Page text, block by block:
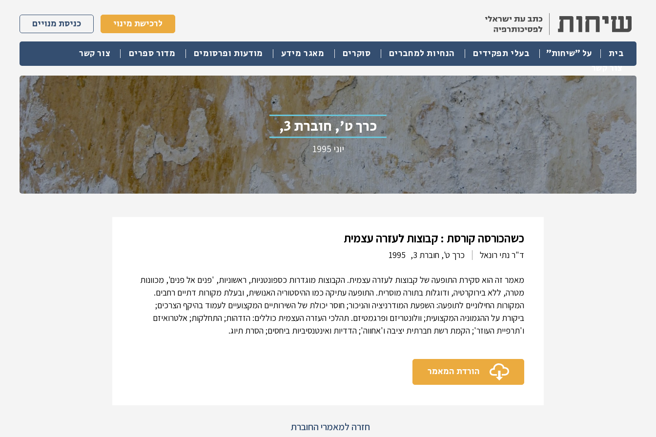
לרכישת מינוי כניסת מנויים
בית על "שיחות" בעלי תפקידים הנחיות למחברים סוקרים מאגר מידע מודעות ופרסומים מדור ספרים
צור קשר
צור קשר
כרך ט', חוברת 3,
יוני 1995
כשהכורסה קורסת : קבוצות לעזרה עצמית
ד"ר נתי רונאל כרך ט', חוברת 3, 1995
מאמר זה הוא סקירת התופעה של קבוצות לעזרה עצמית. הקבוצות מוגדרות כספונטניות, ראשוניות, 'פנים אל פנים', מכוונות
מטרה, ללא בירוקרטיה, ודוגלות בתורה מוסרית. התופעה עתיקה כמו ההיסטוריה האנושית, ובעלת מקורות דתיים רחבים.
המקורות החילוניים לתופעה: השפעת המודרניציה והניכור; חוסר יכולת של השירותיים המקצועיים לעמוד בהיקף הצרכים;
ביקורת על ההגמוניה המקצועית; וולונטריזם ופרגמטיזם. תהלכי העזרה העצמית כוללים: הזדהות; התחלקות; אלטרואיזם
ו'תרפיית העוזר'; הקמת רשת חברתית יציבה ו'אחווה'; הדדיות ואינטנסיביות ביחסים; הסרת תיוג.
הורדת המאמר
חזרה למאמרי החוברת